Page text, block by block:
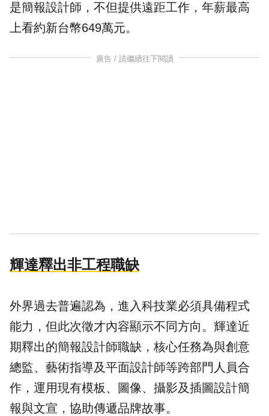
是簡報設計師，不但提供遠距工作 ，年薪最高
上看約新台幣649萬元。
廣告 / 請繼續往下閱讀
輝達釋出非工程職缺
外界過去普遍認為，進入科技業必須具備程式
能力，但此次徵才內容顯示不同方向。輝達近
期釋出的簡報設計師職缺，核心任務為與創意
總監、藝術指導及平面設計師等跨部門人員合
作，運用現有模板、圖像、攝影及插圖設計簡
報與文宣，協助傳遞品牌故事。